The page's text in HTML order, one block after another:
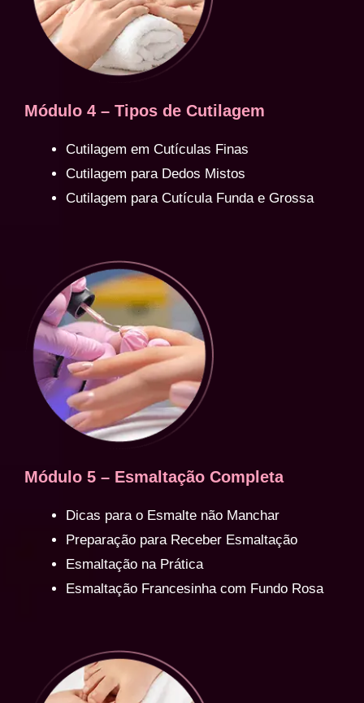
Módulo 4 – Tipos de Cutilagem
Cutilagem em Cutículas Finas
Cutilagem para Dedos Mistos
Cutilagem para Cutícula Funda e Grossa
Módulo 5 – Esmaltação Completa
Dicas para o Esmalte não Manchar
Preparação para Receber Esmaltação
Esmaltação na Prática
Esmaltação Francesinha com Fundo Rosa